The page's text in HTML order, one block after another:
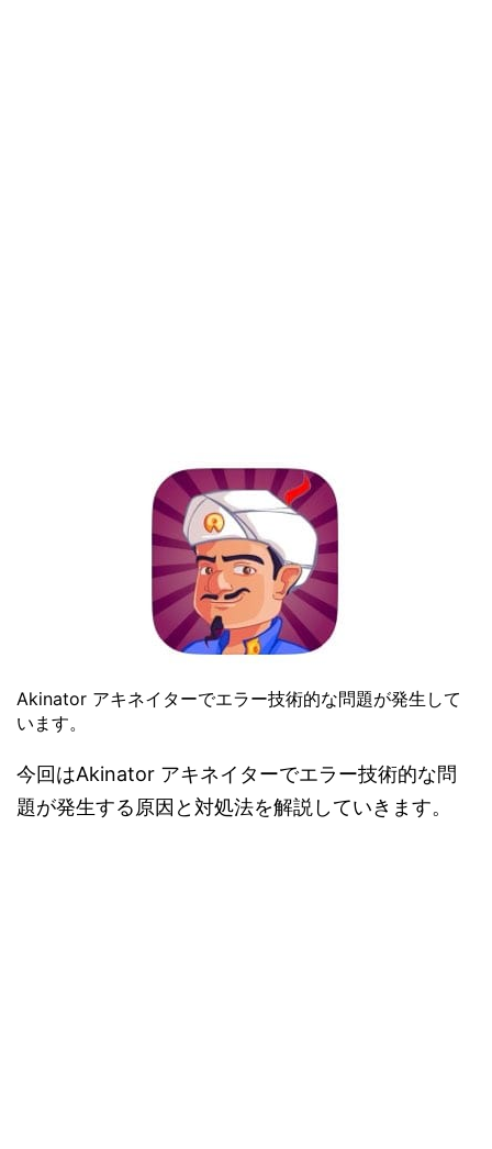
Akinator アキネイターでエラー技術的な問題が発生して
います。
今回はAkinator アキネイターでエラー技術的な問
題が発生する原因と対処法を解説していきます。